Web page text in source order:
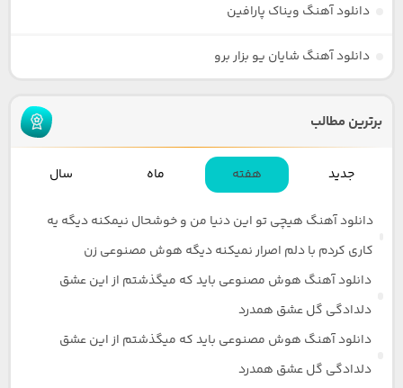
دانلود آهنگ ویناک پارافین
دانلود آهنگ شایان یو بزار برو
برترین مطالب
جدید هفته ماه سال
دانلود آهنگ هیچی تو این دنیا من و خوشحال نیمکنه دیگه یه
کاری کردم با دلم اصرار نمیکنه دیگه هوش مصنوعی زن
دانلود آهنگ هوش مصنوعی باید که میگذشتم از این عشق
دلدادگی گل عشق همدرد
دانلود آهنگ هوش مصنوعی باید که میگذشتم از این عشق
دلدادگی گل عشق همدرد